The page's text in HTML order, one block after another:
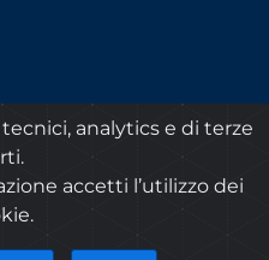
analytics e di terze
accetti l’utilizzo dei